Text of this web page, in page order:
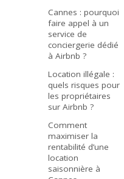
Cannes : pourquoi
faire appel à un
service de
conciergerie dédié
à Airbnb ?
Location illégale :
quels risques pour
les propriétaires
sur Airbnb ?
Comment
maximiser la
rentabilité d’une
location
saisonnière à